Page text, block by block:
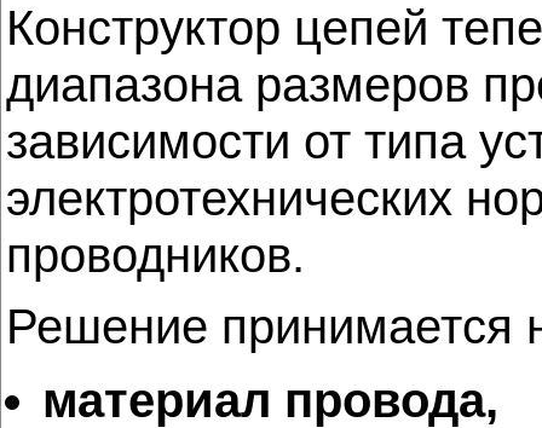
Конструктор цепей
диапазона размеров
зависимости от типа
электротехнических
проводников.
Решение принимается
материал провода,